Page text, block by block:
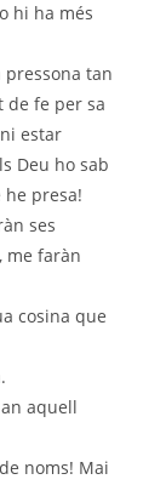
hi ha més
tan
de fe per sa
estar
Deu ho sab
he presa!
ses
me faràn
cosina que
aquell
noms! Mai